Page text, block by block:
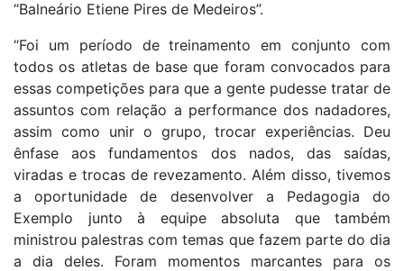
“Balneário Etiene Pires de Medeiros”.
“Foi um período de treinamento em conjunto com
todos os atletas de base que foram convocados para
essas competições para que a gente pudesse tratar de
assuntos com relação a performance dos nadadores,
assim como unir o grupo, trocar experiências. Deu
ênfase aos fundamentos dos nados, das saídas,
viradas e trocas de revezamento. Além disso, tivemos
a oportunidade de desenvolver a Pedagogia do
Exemplo junto à equipe absoluta que também
ministrou palestras com temas que fazem parte do dia
a dia deles. Foram momentos marcantes para os